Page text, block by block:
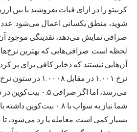
کریپتو را در ازای فیات بفروشید یا بین
شوید، منطق یکسانی اعمال می‌شود.
صرافی نمایش می‌دهد، نقدینگی موجود
لحظه است. صرافی‌هایی که بهترین نرخ‌ها
آن‌هایی نیستند که ذخایر کافی برای پر
نرخ ۱.۰۰۱ در مقابل
می‌رسد، اما اگر
شما نیاز به سواپ با ۰.۸
بسیار کمی است. معامله یا رد می‌شود،